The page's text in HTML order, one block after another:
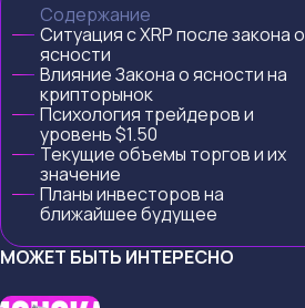
Содержание
Ситуация с XRP после закона о
ясности
Влияние Закона о ясности на
крипторынок
Психология трейдеров и
уровень $1.50
Текущие объемы торгов и их
значение
Планы инвесторов на
ближайшее будущее
МОЖЕТ БЫТЬ ИНТЕРЕСНО